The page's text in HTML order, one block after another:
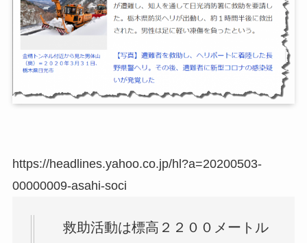
https://headlines.yahoo.co.jp/hl?a=20200503-
00000009-asahi-soci
救助活動は標高２２００メートル